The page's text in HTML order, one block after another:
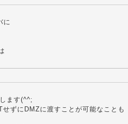
に
ます(^^;
ずにDMZに渡すことが可能なことも